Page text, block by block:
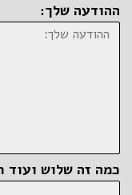
ההודעה שלך:
כמה זה שלוש